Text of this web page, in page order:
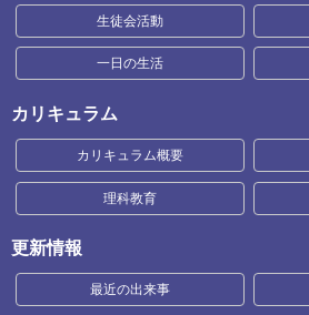
生徒会活動
一日の生活
カリキュラム
カリキュラム概要
理科教育
更新情報
最近の出来事